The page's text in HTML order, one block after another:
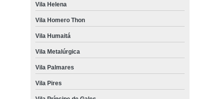
Vila Helena
Vila Homero Thon
Vila Humaitá
Vila Metalúrgica
Vila Palmares
Vila Pires